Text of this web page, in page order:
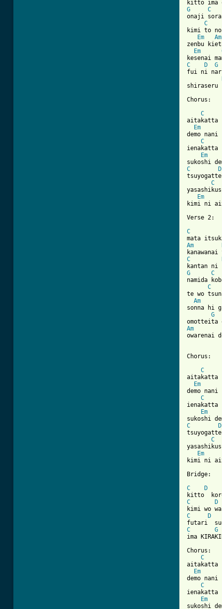
G
C
onaji sora
C
kimi to no
Em
Am
zenbu
Em
C
D
G
fui ni
shiraseru
Chorus:
C
aitakatta
Em
demo
C
ienakatta
Em
C
D
C
Em
kimi ni
C
Am
C
G
C
namida
C
te wo
Am
sonna hi
G
Am
owarenai
Chorus:
C
aitakatta
Em
demo
C
ienakatta
Em
C
D
C
Em
kimi ni
Bridge:
C
D
C
D
C
D
C
G
ima
Chorus:
C
aitakatta
Em
demo
C
ienakatta
Em